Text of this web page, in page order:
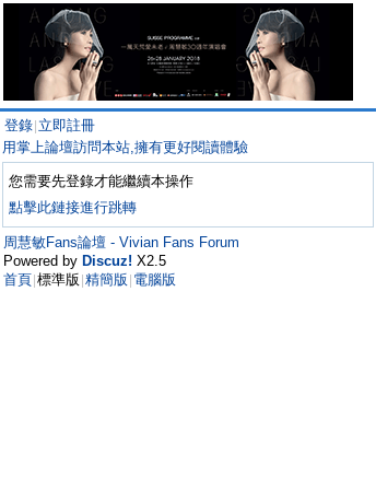
登錄 立即註冊
用掌上論壇訪問本站,擁有更好閱讀體驗
您需要先登錄才能繼續本操作
點擊此鏈接進行跳轉
周慧敏Fans論壇 - Vivian Fans Forum
Powered by Discuz! X2.5
首頁 標準版 精簡版 電腦版